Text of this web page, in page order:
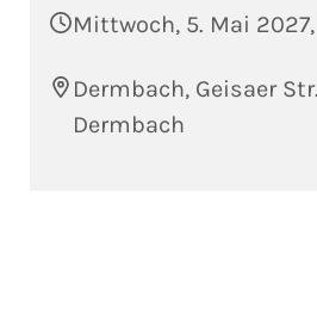
Mittwoch, 5. Mai
Dermbach, Geisaer
Dermbach